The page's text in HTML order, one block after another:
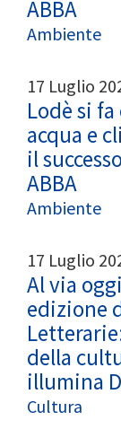
ABBA
Ambiente
17 Luglio
Lodè si
acqua e
il
ABBA
Ambiente
17 Luglio
Al via
edizione
della
illumina
Cultura